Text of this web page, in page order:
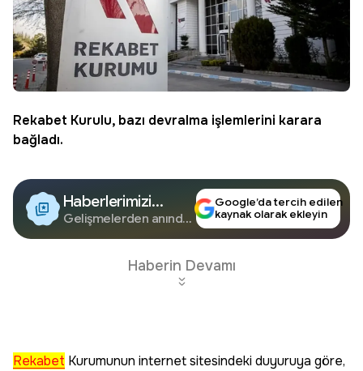
Rekabet Kurulu, bazı devralma işlemlerini karara
bağladı.
Haberlerimizi
Google'da Takip
Edin
Gelişmelerden anında
Google’da tercih edilen
kaynak olarak ekleyin
Haberin Devamı
Rekabet Kurumunun internet sitesindeki duyuruya göre,